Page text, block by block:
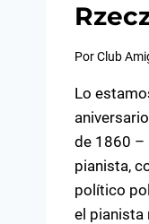
PorClub
Lo
de 1860 –
pianista,
político
el pianista